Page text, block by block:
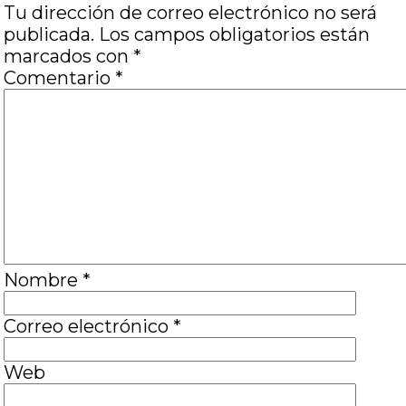
Tu dirección de correo electrónico no será
publicada. Los campos obligatorios están
marcados con *
Comentario *
Nombre *
Correo electrónico *
Web